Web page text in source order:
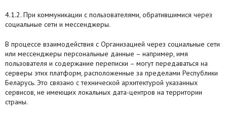
4.1.2. При коммуникации с пользователями, обратившимися через
социальные сети и мессенджеры.
В процессе взаимодействия с Организацией через социальные сети
или мессенджеры персональные данные – например, имя
пользователя и содержание переписки – могут передаваться на
серверы этих платформ, расположенные за пределами Республики
Беларусь. Это связано с технической архитектурой указанных
сервисов, не имеющих локальных дата-центров на территории
страны.